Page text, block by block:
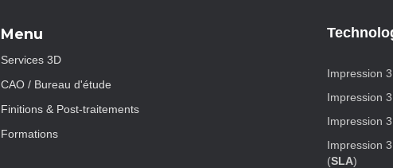
Menu
Services 3D
CAO / Bureau d'étude
Finitions & Post-traitements
Formations
Impression
Impression
Impression
Impression
(SLA)